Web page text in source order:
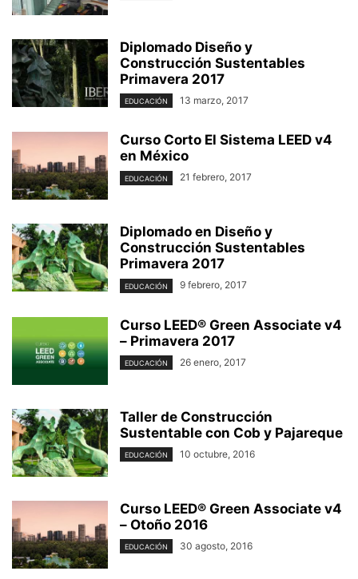
Diplomado Diseño y
Construcción Sustentables
Primavera 2017
EDUCACIÓN 13 marzo, 2017
Curso Corto El Sistema LEED v4
en México
EDUCACIÓN 21 febrero, 2017
Diplomado en Diseño y
Construcción Sustentables
Primavera 2017
EDUCACIÓN 9 febrero, 2017
Curso LEED® Green Associate v4
– Primavera 2017
EDUCACIÓN 26 enero, 2017
Taller de Construcción
Sustentable con Cob y Pajareque
EDUCACIÓN 10 octubre, 2016
Curso LEED® Green Associate v4
– Otoño 2016
EDUCACIÓN 30 agosto, 2016